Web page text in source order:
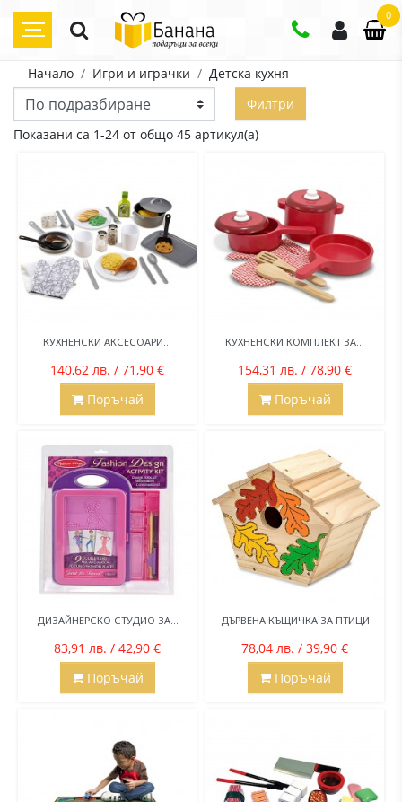
0
Начало Игри и играчки
Детска кухня
Филтри
Показани са 1-24 от общо 45 артикул(а)
КУХНЕНСКИ АКСЕСОАРИ...
140,62 лв. / 71,90 €
Поръчай
КУХНЕНСКИ КОМПЛЕКТ ЗА...
154,31 лв. / 78,90 €
Поръчай
ДИЗАЙНЕРСКО СТУДИО ЗА...
83,91 лв. / 42,90 €
Поръчай
ДЪРВЕНА КЪЩИЧКА ЗА ПТИЦИ
78,04 лв. / 39,90 €
Поръчай